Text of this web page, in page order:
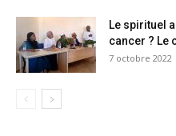
Le spirituel
cancer ? Le
7 octobre 2022